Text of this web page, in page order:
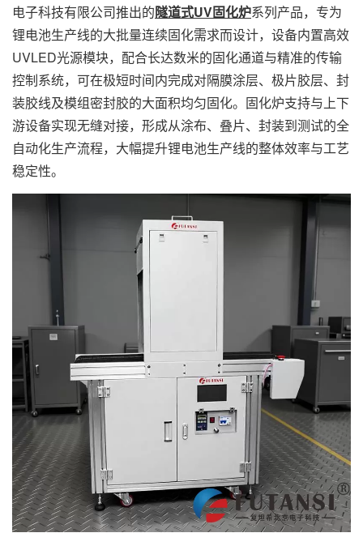
电子科技有限公司推出的隧道式UV固化炉系列产品，专为
锂电池生产线的大批量连续固化需求而设计，设备内置高效
UVLED光源模块，配合长达数米的固化通道与精准的传输
控制系统，可在极短时间内完成对隔膜涂层、极片胶层、封
装胶线及模组密封胶的大面积均匀固化。固化炉支持与上下
游设备实现无缝对接，形成从涂布、叠片、封装到测试的全
自动化生产流程，大幅提升锂电池生产线的整体效率与工艺
稳定性。